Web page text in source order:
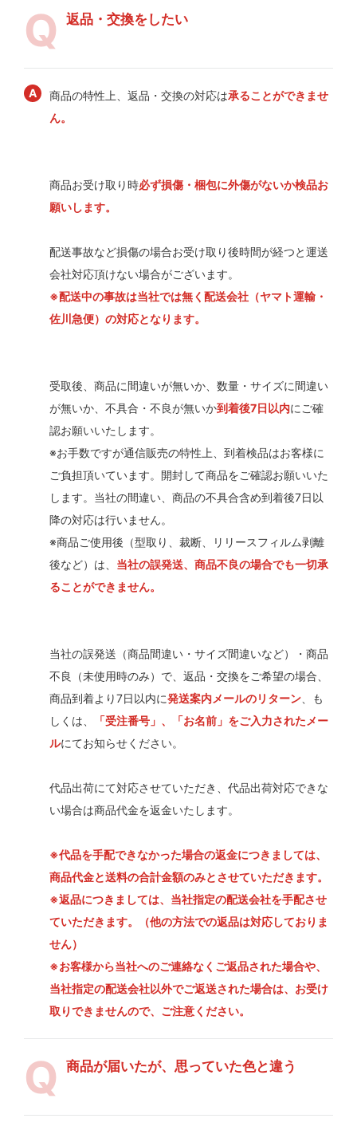
返品・交換をしたい
商品の特性上、返品・交換の対応は承ることができませ
ん。
商品お受け取り時必ず損傷・梱包に外傷がないか検品お
願いします。
配送事故など損傷の場合お受け取り後時間が経つと運送
会社対応頂けない場合がございます。
※配送中の事故は当社では無く配送会社（ヤマト運輸・
佐川急便）の対応となります。
受取後、商品に間違いが無いか、数量・サイズに間違い
が無いか、不具合・不良が無いか到着後7日以内にご確
認お願いいたします。
※お手数ですが通信販売の特性上、到着検品はお客様に
ご負担頂いています。開封して商品をご確認お願いいた
します。当社の間違い、商品の不具合含め到着後7日以
降の対応は行いません。
※商品ご使用後（型取り、裁断、リリースフィルム剥離
後など）は、 当社の誤発送、商品不良の場合でも一切承
ることができません。
当社の誤発送（商品間違い・サイズ間違いなど）・商品
不良（未使用時のみ）で、返品・交換をご希望の場合、
商品到着より7日以内に発送案内メールのリターン、も
しくは、
「受注番号」、「お名前」をご入力されたメー
ルにてお知らせください。
代品出荷にて対応させていただき、代品出荷対応できな
い場合は商品代金を返金いたします。
※代品を手配できなかった場合の返金につきましては、
商品代金と送料の合計金額のみとさせていただきます。
※返品につきましては、当社指定の配送会社を手配させ
ていただきます。（他の方法での返品は対応しておりま
せん）
※お客様から当社へのご連絡なくご返品された場合や、
当社指定の配送会社以外でご返送された場合は、お受け
取りできませんので、ご注意ください。
商品が届いたが、思っていた色と違う